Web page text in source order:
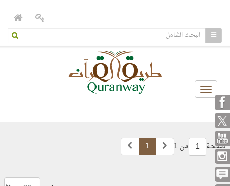
Toggle
navigation
صفحة 1 من 1 1